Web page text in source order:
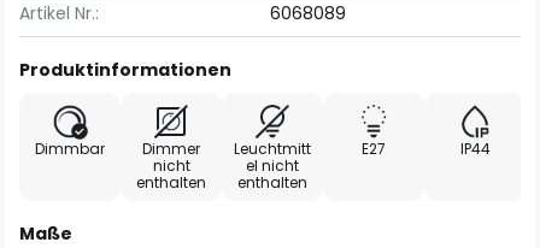
Artikel Nr.:
6068089
Produktinformationen
Dimmbar
Dimmer
nicht
enthalten
Leuchtmitt
el nicht
enthalten
E27 IP44
Maße